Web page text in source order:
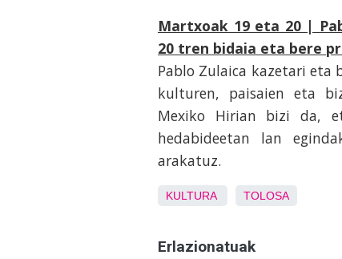
Martxoak 19 eta 20 |
20 tren bidaia eta bere
Pablo Zulaica kazetari eta
kulturen, paisaien eta
Mexiko Hirian bizi da,
hedabideetan lan
arakatuz.
KULTURA TOLOSA
Erlazionatuak